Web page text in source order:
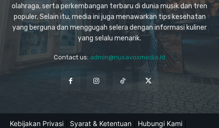
olahraga, serta perkembangan terbaru di dunia musik dan tren
populer. Selain itu, media ini juga menawarkan tips kesehatan
yang berguna dan menggugah selera dengan informasi kuliner
yang selalu menarik.
Contact us: admin@nusavoxmedia.id
Kebijakan Privasi Syarat & Ketentuan Hubungi Kami